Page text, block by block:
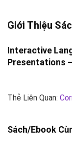
Giới Thiệu
Interactive
Presentations –
Thẻ Liên Quan:
Sách/Ebook